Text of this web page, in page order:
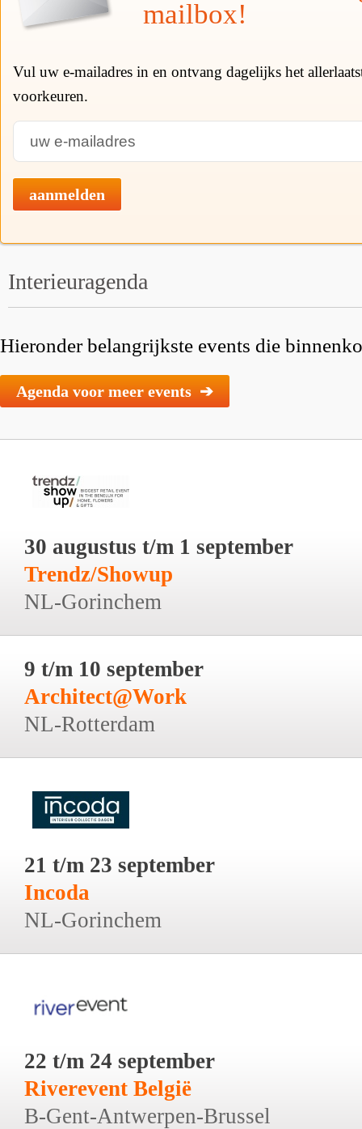
mailbox!
Vul uw e-mailadres in en ontvang dagelijks het
voorkeuren.
aanmelden
Interieuragenda
Hieronder belangrijkste events die
Agenda voor meer events ➔
30 augustus t/m 1 september
Trendz/Showup
NL-Gorinchem
9 t/m 10 september
Architect@Work
NL-Rotterdam
21 t/m 23 september
Incoda
NL-Gorinchem
22 t/m 24 september
Riverevent België
B-Gent-Antwerpen-Brussel